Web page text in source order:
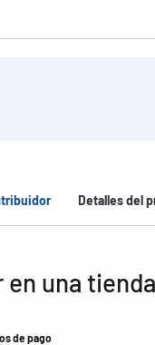
Detalles del
en una
de pago